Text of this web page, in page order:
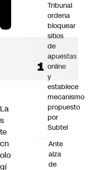
La
s
te
cn
olo
gí
Tribunal
ordena
bloquear
sitios
de
apuestas
online
y
establece
mecanismo
propuesto
por
Subtel
Ante
alza
de